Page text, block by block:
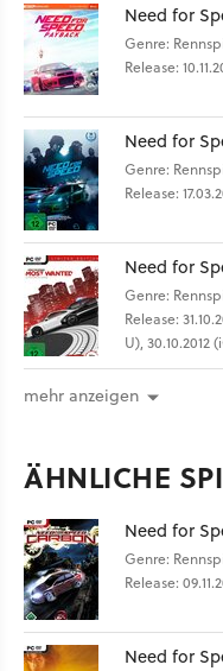
Need for
Genre:
Release:
Need for
Genre:
Release:
Need for
Genre:
Release:
U), 30.10.2012
mehr anzeigen
ÄHNLICHE
Need for
Genre:
Release:
Need for